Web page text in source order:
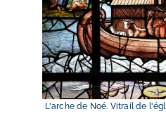
L'arche de Noé. Vitrail de